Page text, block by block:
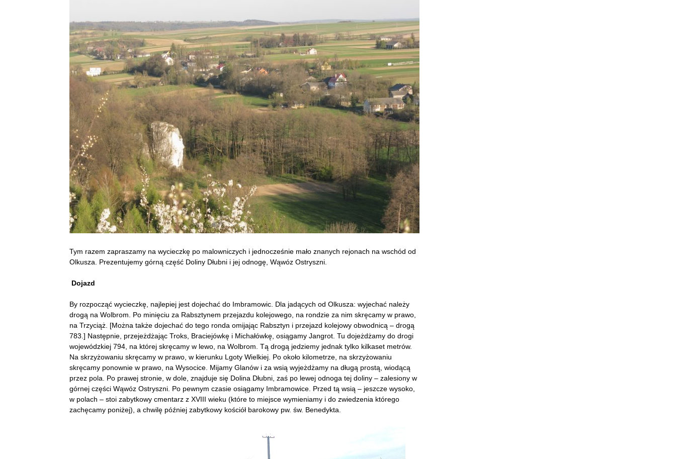
Tym razem zapraszamy na wycieczkę po malowniczych i jednocześnie mało znanych rejonach na wschód od
Olkusza. Prezentujemy górną część Doliny Dłubni i jej odnogę, Wąwóz Ostryszni.
Dojazd
By rozpocząć wycieczkę, najlepiej jest dojechać do Imbramowic. Dla jadących od Olkusza: wyjechać należy
drogą na Wolbrom. Po minięciu za Rabsztynem przejazdu kolejowego, na rondzie za nim skręcamy w prawo,
na Trzyciąż. [Można także dojechać do tego ronda omijając Rabsztyn i przejazd kolejowy obwodnicą – drogą
783.] Następnie, przejeżdżając Troks, Braciejówkę i Michałówkę, osiągamy Jangrot. Tu dojeżdżamy do drogi
wojewódzkiej 794, na której skręcamy w lewo, na Wolbrom. Tą drogą jedziemy jednak tylko kilkaset metrów.
Na skrzyżowaniu skręcamy w prawo, w kierunku Lgoty Wielkiej. Po około kilometrze, na skrzyżowaniu
skręcamy ponownie w prawo, na Wysocice. Mijamy Glanów i za wsią wyjeżdżamy na długą prostą, wiodącą
przez pola. Po prawej stronie, w dole, znajduje się Dolina Dłubni, zaś po lewej odnoga tej doliny – zalesiony w
górnej części Wąwóz Ostryszni. Po pewnym czasie osiągamy Imbramowice. Przed tą wsią – jeszcze wysoko,
w polach – stoi zabytkowy cmentarz z XVIII wieku (które to miejsce wymieniamy i do zwiedzenia którego
zachęcamy poniżej), a chwilę później zabytkowy kościół barokowy pw. św. Benedykta.